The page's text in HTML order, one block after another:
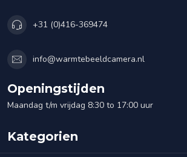
+31 (0)416-369474
info@warmtebeeldcamera.nl
Openingstijden
Maandag t/m vrijdag 8:30 to 17:00 uur
Kategorien